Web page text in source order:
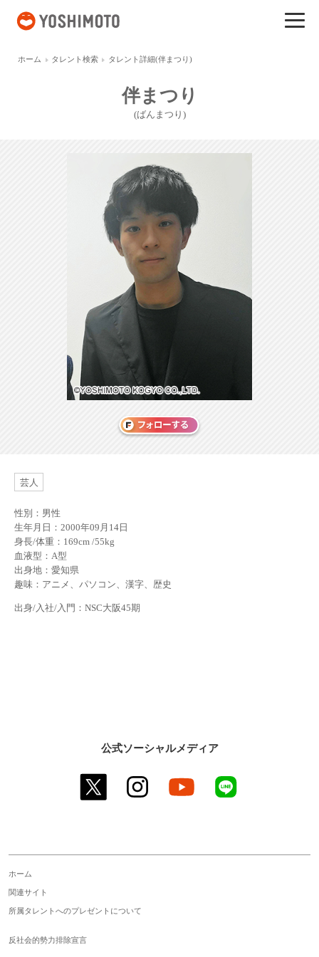
ホーム タレント検索 タレント詳細(伴まつり)
伴まつり
(ばんまつり)
芸人
性別：男性
生年月日：2000年09月14日
身長/体重：169cm /55kg
血液型：A型
出身地：愛知県
趣味：アニメ、パソコン、漢字、歴史
出身/入社/入門：NSC大阪45期
公式ソーシャルメディア
twitter instagram youtube
ホーム
関連サイト
所属タレントへのプレゼントについて
反社会的勢力排除宣言